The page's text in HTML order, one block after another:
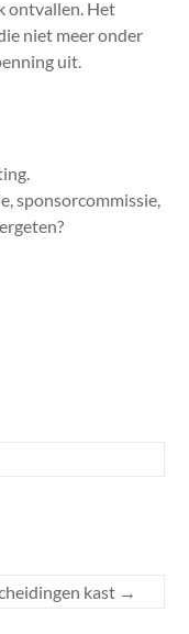
ontvallen. Het
niet meer onder
uit.
sponsorcommissie,
kast →